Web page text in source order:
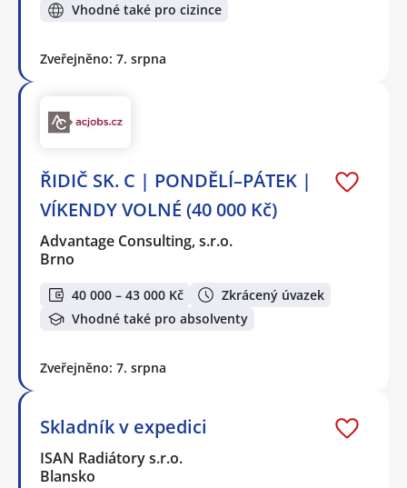
Vhodné také pro cizince
Zveřejněno: 7. srpna
ŘIDIČ SK. C | PONDĚLÍ–PÁTEK |
VÍKENDY VOLNÉ (40 000 Kč)
Advantage Consulting, s.r.o.
Brno
40 000 – 43 000 Kč
Zkrácený úvazek
Vhodné také pro absolventy
Zveřejněno: 7. srpna
Skladník v expedici
ISAN Radiátory s.r.o.
Blansko